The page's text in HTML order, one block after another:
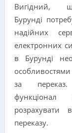
Вигідний,
Бурунді
надійних
електронних
в Бурунді
особливостями
за переказ.
функціонал
розрахувати
переказу.